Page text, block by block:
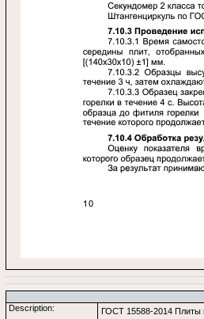
Description:
ГОСТ 15588-2014 Плиты